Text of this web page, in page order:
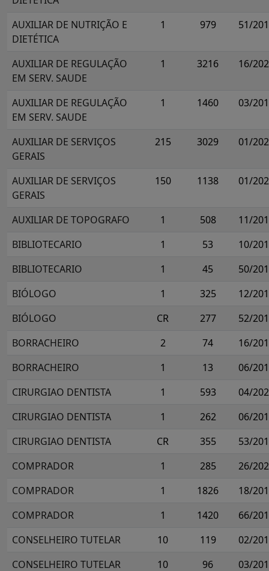
AUXILIAR DE NUTRIÇÃO E
DIETÉTICA
1 979 51/
AUXILIAR DE REGULAÇÃO
EM SERV. SAUDE
1 3216 16/
AUXILIAR DE REGULAÇÃO
EM SERV. SAUDE
1 1460 03/
AUXILIAR DE SERVIÇOS
GERAIS
215 3029 01/
AUXILIAR DE SERVIÇOS
GERAIS
150 1138 01/
AUXILIAR DE TOPOGRAFO 1 508
11/
BIBLIOTECARIO
1 53
10/
BIBLIOTECARIO
1 45
50/
BIÓLOGO
1 325
12/
BIÓLOGO
CR 277
52/
BORRACHEIRO
2 74
16/
BORRACHEIRO
1 13
06/
CIRURGIAO DENTISTA
1 593
04/
CIRURGIAO DENTISTA
1 262
06/
CIRURGIAO DENTISTA
CR 355
53/
COMPRADOR
1 285
26/
COMPRADOR
1 1826
18/
COMPRADOR
1 1420
66/
CONSELHEIRO TUTELAR
10 119
02/
CONSELHEIRO TUTELAR
10 96
03/